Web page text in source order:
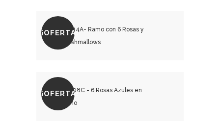
¡OFERTA!
¡OFERTA!